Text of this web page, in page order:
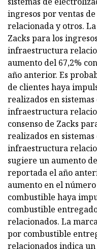
ingresos por ventas
relacionada y otros.
Zacks para los
infraestructura
aumento del 67,2%
año anterior. Es
de clientes haya
realizados en
infraestructura
consenso de Zacks
realizados en
infraestructura
sugiere un aumento
reportada el año
aumento en el
combustible haya
combustible
relacionados. La
por combustible
relacionados indica